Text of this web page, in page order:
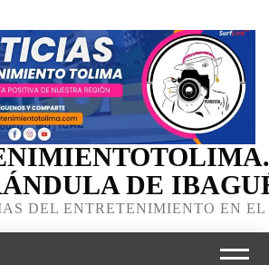
DE
DEL ENTRETENIMIENTO EN